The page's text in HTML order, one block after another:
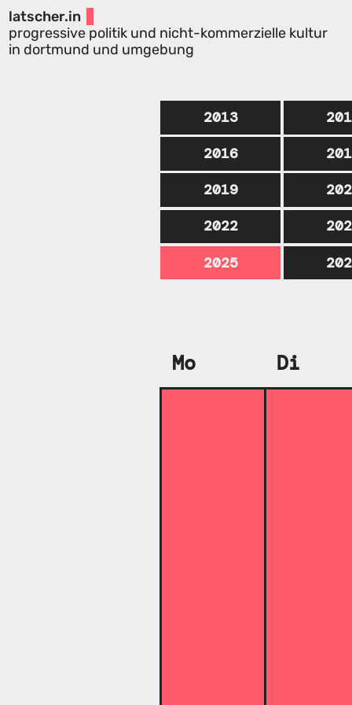
latscher.in
progressive politik und nicht-kommerzielle kultur
in dortmund und umgebung
2013
2016
2019
2022
2025
Mo Di